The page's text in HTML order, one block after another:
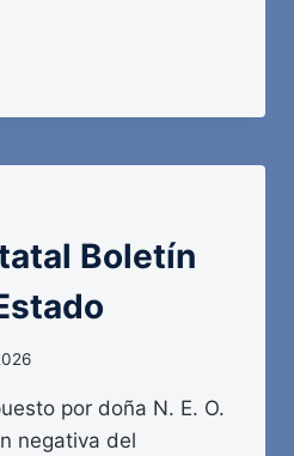
Boletín
por doña N. E. O.
negativa del